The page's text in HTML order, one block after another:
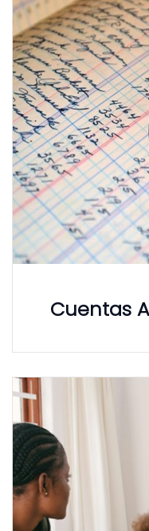
Cuentas